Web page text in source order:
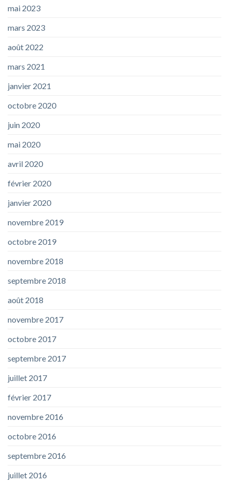
mai 2023
mars 2023
août 2022
mars 2021
janvier 2021
octobre 2020
juin 2020
mai 2020
avril 2020
février 2020
janvier 2020
novembre 2019
octobre 2019
novembre 2018
septembre 2018
août 2018
novembre 2017
octobre 2017
septembre 2017
juillet 2017
février 2017
novembre 2016
octobre 2016
septembre 2016
juillet 2016